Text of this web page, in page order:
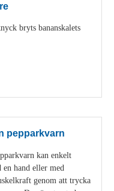
bryts bananskalets
pepparkvarn
kan enkelt
en hand eller med
genom att trycka